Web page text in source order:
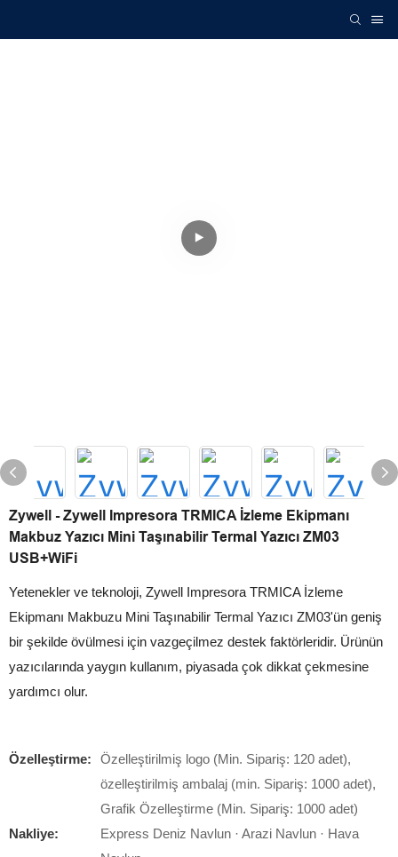
Zywell - Zywell Impresora TRMICA İzleme Ekipmanı
Makbuz Yazıcı Mini Taşınabilir Termal Yazıcı ZM03
USB+WiFi
Yetenekler ve teknoloji, Zywell Impresora TRMICA İzleme
Ekipmanı Makbuzu Mini Taşınabilir Termal Yazıcı ZM03'ün geniş
bir şekilde övülmesi için vazgeçilmez destek faktörleridir. Ürünün
yazıcılarında yaygın kullanım, piyasada çok dikkat çekmesine
yardımcı olur.
Özelleştirme:
Özelleştirilmiş logo (Min. Sipariş: 120 adet),
özelleştirilmiş ambalaj (min. Sipariş: 1000 adet),
Grafik Özelleştirme (Min. Sipariş: 1000 adet)
Nakliye:
Express Deniz Navlun · Arazi Navlun · Hava